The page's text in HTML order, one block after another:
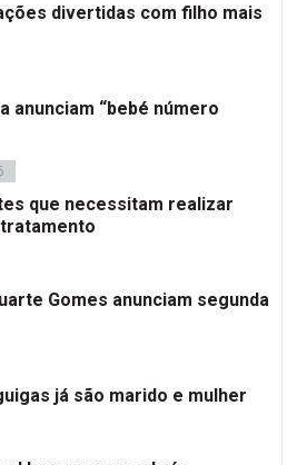
divertidas com filho mais
anunciam “bebé número
que necessitam realizar
Gomes anunciam segunda
já são marido e mulher